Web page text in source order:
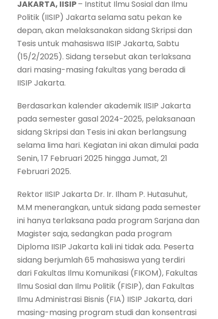
JAKARTA, IISIP– Institut Ilmu Sosial dan Ilmu
Politik (IISIP) Jakarta selama satu pekan ke
depan, akan melaksanakan sidang Skripsi dan
Tesis untuk mahasiswa IISIP Jakarta, Sabtu
(15/2/2025). Sidang tersebut akan terlaksana
dari masing-masing fakultas yang berada di
IISIP Jakarta.
Berdasarkan kalender akademik IISIP Jakarta
pada semester gasal 2024-2025, pelaksanaan
sidang Skripsi dan Tesis ini akan berlangsung
selama lima hari. Kegiatan ini akan dimulai pada
Senin, 17 Februari 2025 hingga Jumat, 21
Februari 2025.
Rektor IISIP Jakarta Dr. Ir. Ilham P. Hutasuhut,
M.M menerangkan, untuk sidang pada semester
ini hanya terlaksana pada program Sarjana dan
Magister saja, sedangkan pada program
Diploma IISIP Jakarta kali ini tidak ada. Peserta
sidang berjumlah 65 mahasiswa yang terdiri
dari Fakultas Ilmu Komunikasi (FIKOM), Fakultas
Ilmu Sosial dan Ilmu Politik (FISIP), dan Fakultas
Ilmu Administrasi Bisnis (FIA) IISIP Jakarta, dari
masing-masing program studi dan konsentrasi